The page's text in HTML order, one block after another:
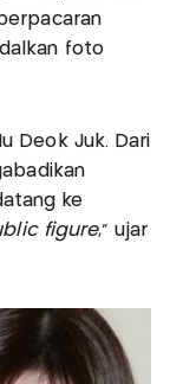
foto
Deok Juk. Dari
ke
figure,” ujar